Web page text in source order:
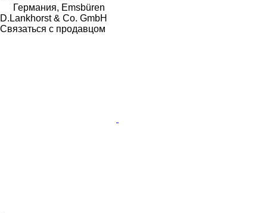
Германия, Emsbüren
D.Lankhorst & Co. GmbH
Связаться с продавцом